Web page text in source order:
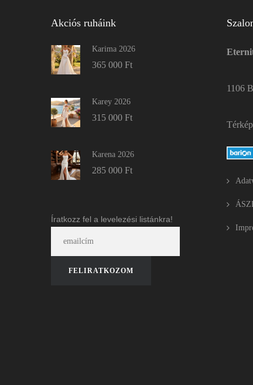
Akciós ruháink
Karima 2026
365 000 Ft
Karey 2026
315 000 Ft
Karena 2026
285 000 Ft
Íratkozz fel a levelezési listánkra!
1106
Térkép